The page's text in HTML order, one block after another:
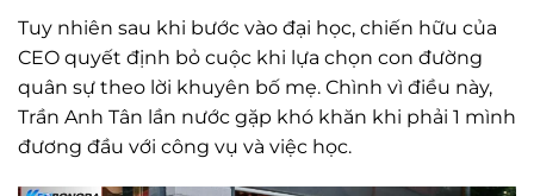
Tuy nhiên sau khi bước vào đại học, chiến hữu của
CEO quyết định bỏ cuộc khi lựa chọn con đường
quân sự theo lời khuyên bố mẹ. Chình vì điều này,
Trần Anh Tân lần nước gặp khó khăn khi phải 1 mình
đương đầu với công vụ và việc học.